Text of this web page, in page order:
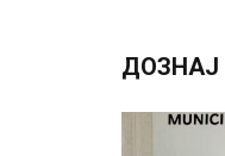
ДОЗНАЈ